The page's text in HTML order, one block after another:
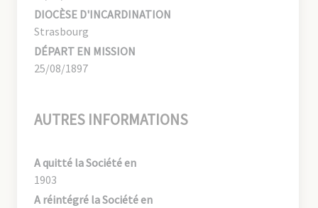
DIOCÈSE D'INCARDINATION
Strasbourg
DÉPART EN MISSION
25/08/1897
AUTRES INFORMATIONS
A quitté la Société en
1903
A réintégré la Société en